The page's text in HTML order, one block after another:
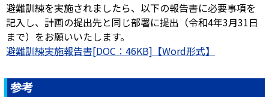
避難訓練を実施されましたら、以下の報告書に必要事項を
記入し、計画の提出先と同じ部署に提出（令和4年3月31日
まで）をお願いいたします。
避難訓練実施報告書[DOC：46KB]
参考